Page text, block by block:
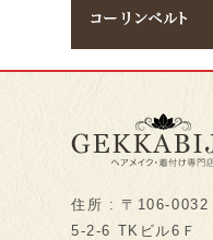
住所 : 〒106-0032
5-2-6 TKビル6Ｆ